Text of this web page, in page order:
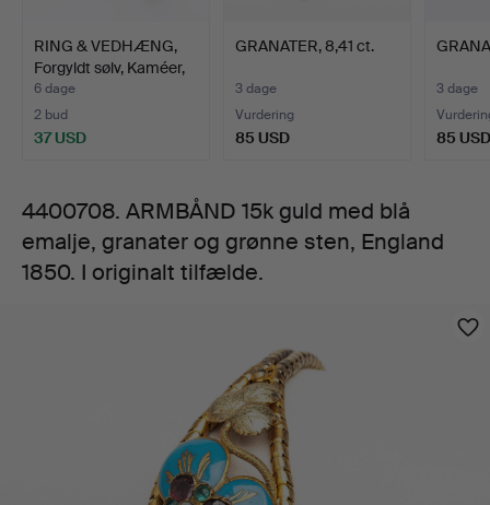
emalje,
granater
og
grønne
sten,
RING & VEDHÆNG,
Forgyldt sølv, Kaméer,
Gra…
6 dage
2 bud
37 USD
GRANATER, 8,41 ct.
3 dage
Vurdering
85 USD
3 dage
85 USD
4400708. ARMBÅND 15k guld med blå
emalje, granater og grønne sten, England
1850. I originalt tilfælde.